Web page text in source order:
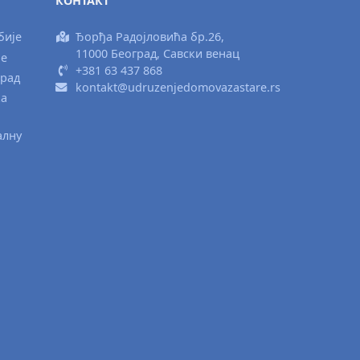
Ђорђа Радојловића бр.26,
11000 Београд, Савски венац
+381 63 437 868
kontakt@udruzenjedomovazastare.rs